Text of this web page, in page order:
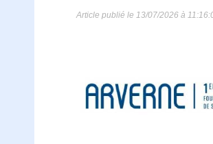
Article publié le 13/07/2026 à